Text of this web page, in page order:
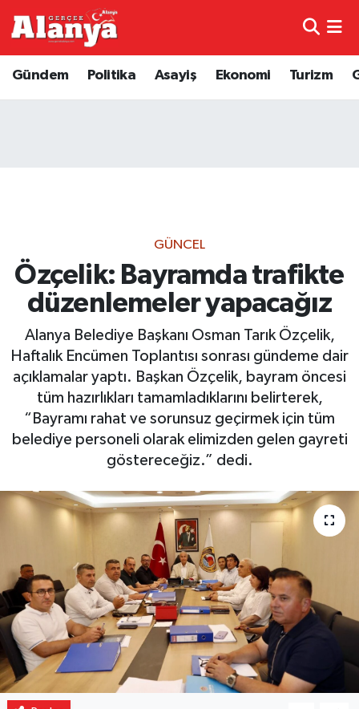
Gündem Politika Asayiş Ekonomi Turizm
GÜNCEL
Özçelik: Bayramda trafikte
düzenlemeler yapacağız
Alanya Belediye Başkanı Osman Tarık Özçelik,
Haftalık Encümen Toplantısı sonrası gündeme dair
açıklamalar yaptı. Başkan Özçelik, bayram öncesi
tüm hazırlıkları tamamladıklarını belirterek,
“Bayramı rahat ve sorunsuz geçirmek için tüm
belediye personeli olarak elimizden gelen gayreti
göstereceğiz.” dedi.
Genel
Diğer
Dünya
Ekonomi
Gizlilik İlkeleri - Privacy Policy
Güncel
Politika
Turizm
Trafik Durumu
Haber Arşivi